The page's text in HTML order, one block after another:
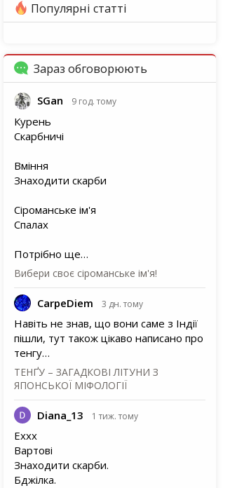
Популярні статті
Зараз обговорюють
SGan 9 год. тому
Курень
Скарбничі
Вміння
Знаходити скарби
Сіроманське ім'я
Спалах
Потрібно ще…
Вибери своє сіроманське ім'я!
CarpeDiem 3 дн. тому
Навіть не знав, що вони саме з Індії
пішли, тут також цікаво написано про
тенгу…
ТЕНҐУ – ЗАГАДКОВІ ЛІТУНИ З
ЯПОНСЬКОЇ МІФОЛОГІЇ
Diana_13 1 тиж. тому
Еххх
Вартові
Знаходити скарби.
Бджілка.